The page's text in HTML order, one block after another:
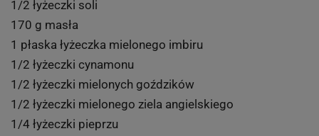
1/2 łyżeczki soli
170 g masła
1 płaska łyżeczka mielonego imbiru
1/2 łyżeczki cynamonu
1/2 łyżeczki mielonych goździków
1/2 łyżeczki mielonego ziela angielskiego
1/4 łyżeczki pieprzu